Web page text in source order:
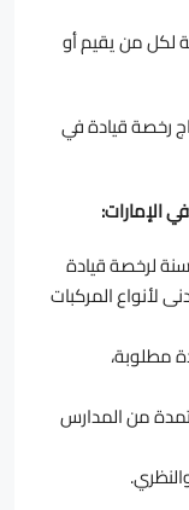
من يقيم أو
رخصة قيادة في
الإمارات:
يجب أن يكون العمر الأدنى 18 سنة لرخصة قيادة
لأنواع المركبات
مطلوبة،
من المدارس